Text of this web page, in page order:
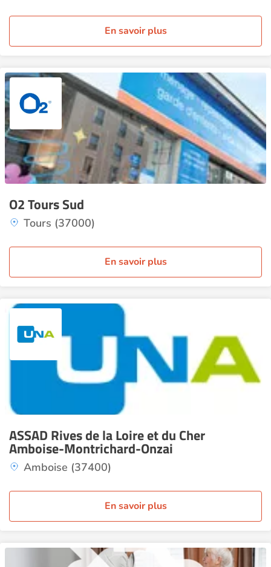
En savoir plus
O2 Tours Sud
Tours (37000)
En savoir plus
ASSAD Rives de la Loire et du Cher
Amboise-Montrichard-Onzai
Amboise (37400)
En savoir plus